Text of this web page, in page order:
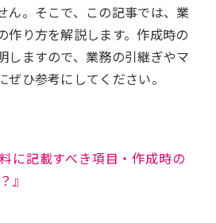
ん。そこで、この記事では、業
作り方を解説します。作成時の
しますので、業務の引継ぎやマ
ひ参考にしてください。
に記載すべき項目・作成時の
』